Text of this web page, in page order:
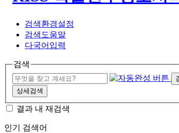
검색환경설정
검색도움말
다국어입력
검색
상세검색
결과 내 재검색
인기 검색어